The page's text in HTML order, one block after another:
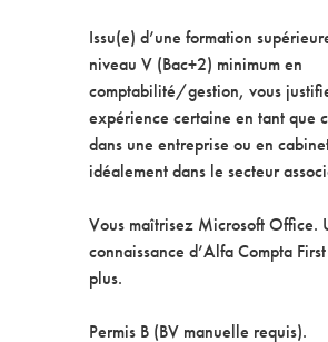
Issu(e) d’une formation
niveau V (Bac+2) minimum en
comptabilité/gestion, vous
expérience certaine en tant que
dans une entreprise ou en
idéalement dans le secteur
Vous maîtrisez Microsoft Office.
connaissance d’Alfa Compta
plus.
Permis B (BV manuelle requis).